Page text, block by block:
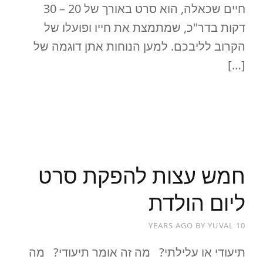
חיים שכאלה, הוא סרט באורך של 20 – 30
דקות בדר"כ, שמתמצת את חייו ופועלו של
הקרוב לליבכם. למען הנוחות אתן דוגמה של
[…]
חמש עצות להפקת סרט
ליום הולדת
10 YEARS AGO
BY YUVAL
תיעודי או עלילתי? מה זה אומר תיעודי? מה